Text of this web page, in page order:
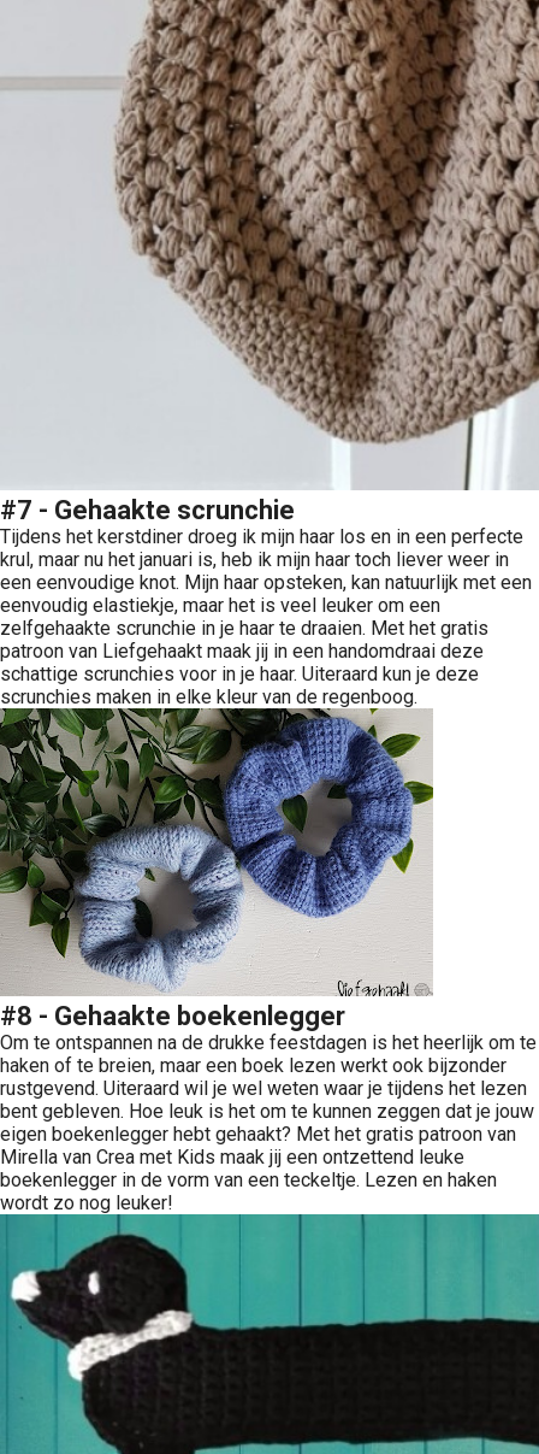
#7 - Gehaakte scrunchie
Tijdens het kerstdiner droeg ik mijn haar los en in een perfecte
krul, maar nu het januari is, heb ik mijn haar toch liever weer in
een eenvoudige knot. Mijn haar opsteken, kan natuurlijk met een
eenvoudig elastiekje, maar het is veel leuker om een
zelfgehaakte scrunchie in je haar te draaien. Met het gratis
patroon van Liefgehaakt maak jij in een handomdraai deze
schattige scrunchies voor in je haar. Uiteraard kun je deze
scrunchies maken in elke kleur van de regenboog.
#8 - Gehaakte boekenlegger
Om te ontspannen na de drukke feestdagen is het heerlijk om te
haken of te breien, maar een boek lezen werkt ook bijzonder
rustgevend. Uiteraard wil je wel weten waar je tijdens het lezen
bent gebleven. Hoe leuk is het om te kunnen zeggen dat je jouw
eigen boekenlegger hebt gehaakt? Met het gratis patroon van
Mirella van Crea met Kids maak jij een ontzettend leuke
boekenlegger in de vorm van een teckeltje. Lezen en haken
wordt zo nog leuker!